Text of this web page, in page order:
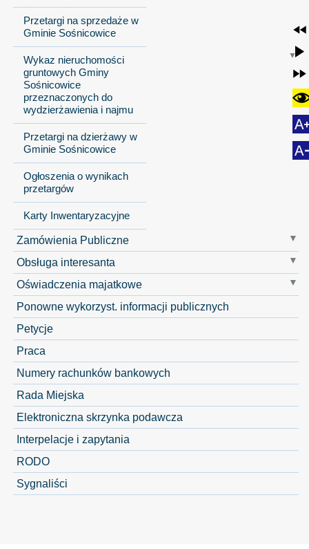
Przetargi na sprzedaże w
Gminie Sośnicowice
Wykaz nieruchomości
gruntowych Gminy
Sośnicowice
przeznaczonych do
wydzierżawienia i najmu
Przetargi na dzierżawy w
Gminie Sośnicowice
Ogłoszenia o wynikach
przetargów
Karty Inwentaryzacyjne
Zamówienia Publiczne
Obsługa interesanta
Oświadczenia majatkowe
Ponowne wykorzyst. informacji publicznych
Petycje
Praca
Numery rachunków bankowych
Rada Miejska
Elektroniczna skrzynka podawcza
Interpelacje i zapytania
RODO
Sygnaliści